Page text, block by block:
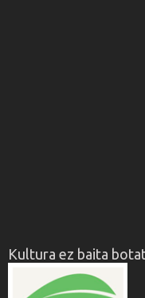
Kultura ez baita